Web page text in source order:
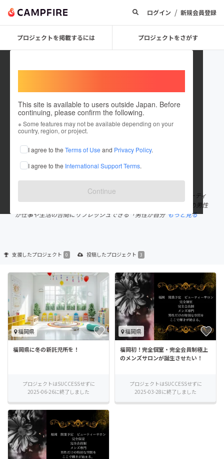
ログイン / 新規会員登録
プロジェクトを掲載するには プロジェクトをさがす
This site is available to users outside Japan. Before
continuing, please confirm the following.
※ Some features may not be available depending on your
country, region, or project.
I agree to the Terms of Use and Privacy Policy.
I agree to the International Support Terms.
Continue
Private Rooms Only
これまでに3件のプロジェクトを投稿しています
在住国：日本 現在地：福岡県
出身国：日本 出身地：未設定
私たちは、福岡県を拠点としたメンズ完全個室、完全会員制ビューティ
ーケアサロンを計画しています。 活気あふれる福岡の地で、多くの男性
が仕事や生活の合間にリフレッシュできる「男性が自分 もっと見る
支援したプロジェクト 0 投稿したプロジェクト 3
福岡県
福岡県に冬の新託児所を！
プロジェクトはSUCCESSせずに
2025-06-26に終了しました
福岡県
福岡初！完全個室・完全会員制極上
のメンズサロンが誕生させたい！
プロジェクトはSUCCESSせずに
2025-03-28に終了しました